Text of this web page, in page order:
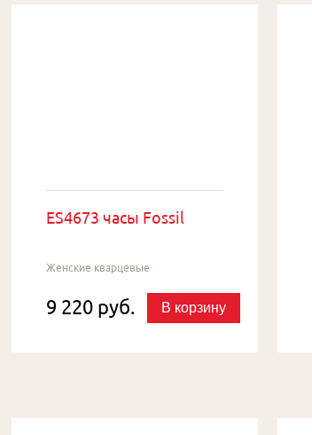
ES4673 часы Fossil
Женские кварцевые
9 220 руб. В корзину